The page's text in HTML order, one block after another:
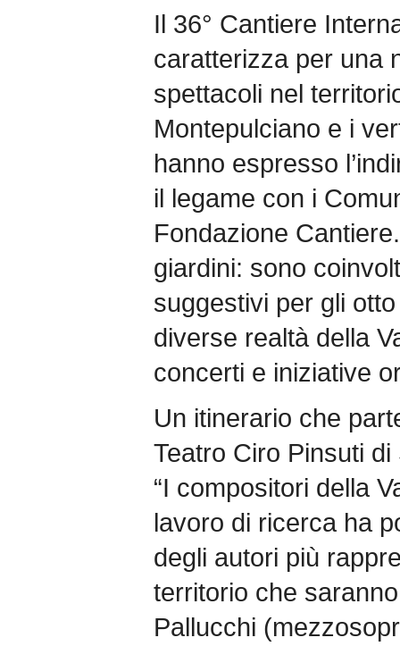
Il 36° Cantiere
caratterizza per una
spettacoli nel
Montepulciano e i
hanno espresso
il legame con i
Fondazione
giardini: sono
suggestivi per gli
diverse realtà della
concerti e iniziative
Un itinerario che
Teatro Ciro Pinsuti
“I compositori della
lavoro di ricerca ha
degli autori più
territorio che
Pallucchi